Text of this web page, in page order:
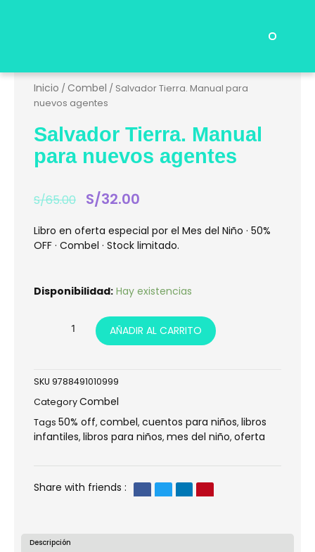
Menu
Inicio / Combel / Salvador Tierra. Manual para
nuevos agentes
Salvador Tierra. Manual
para nuevos agentes
S/65.00
El
precio
original
era:
S/65.00.
S/32.00
actual
es:
S/32.00.
Libro en oferta especial por el Mes del Niño · 50%
OFF · Combel · Stock limitado.
Disponibilidad: Hay existencias
Salvador
cantidad
AÑADIR AL CARRITO
SKU 9788491010999
CategoryCombel
Tags 50% off, combel, cuentos para niños, libros
infantiles, libros para niños, mes del niño, oferta
Share with friends :
Descripción